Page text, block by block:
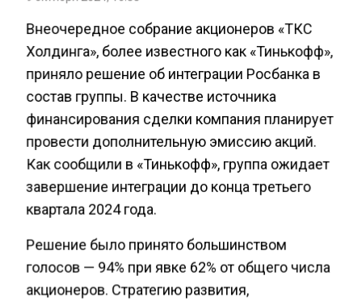
Внеочередное собрание акционеров «ТКС
Холдинга», более известного как «Тинькофф»,
приняло решение об интеграции Росбанка в
состав группы. В качестве источника
финансирования сделки компания планирует
провести дополнительную эмиссию акций.
Как сообщили в «Тинькофф», группа ожидает
завершение интеграции до конца третьего
квартала 2024 года.
Решение было принято большинством
голосов — 94% при явке 62% от общего числа
акционеров. Стратегию развития,